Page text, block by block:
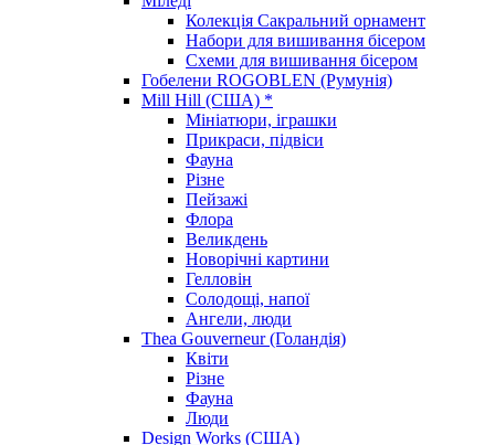
Колекція Сакральний орнамент
Набори для вишивання бісером
Схеми для вишивання бісером
Гобелени ROGOBLEN (Румунія)
Mill Hill (США) *
Мініатюри, іграшки
Прикраси, підвіси
Фауна
Різне
Пейзажі
Флора
Великдень
Новорічні картини
Гелловін
Солодощі, напої
Ангели, люди
Thea Gouverneur (Голандія)
Квіти
Різне
Фауна
Люди
Design Works (США)